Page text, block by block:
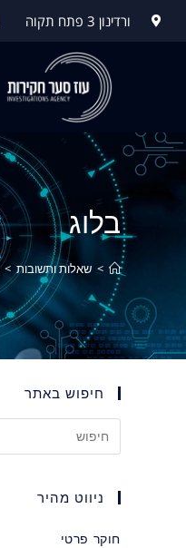
ורדינון 3 פתח תקוה
בלוג
> שאלות ותשובות >
חיפוש באתר
ניווט מהיר
חוקר פרטי